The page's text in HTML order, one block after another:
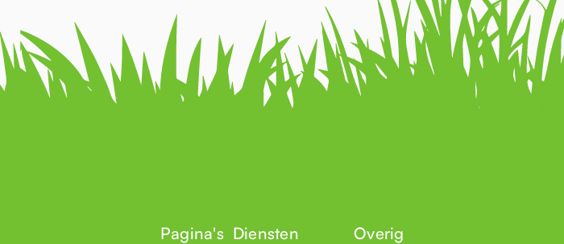
Pagina's Diensten Overig